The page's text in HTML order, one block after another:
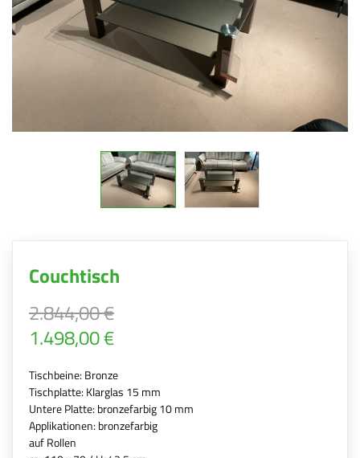
Couchtisch
2.844,00 €
1.498,00 €
Tischbeine: Bronze
Tischplatte: Klarglas 15 mm
Untere Platte: bronzefarbig 10 mm
Applikationen: bronzefarbig
auf Rollen